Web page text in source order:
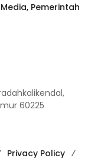
Pemerintah
60225
Privacy Policy